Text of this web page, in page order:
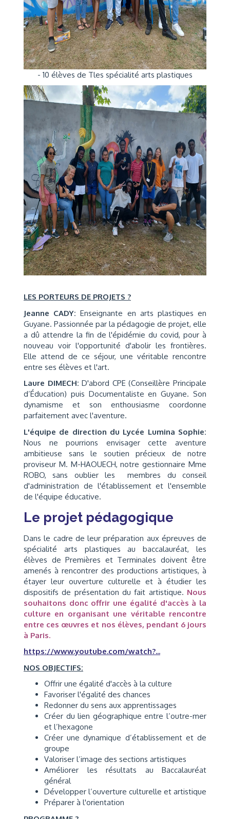
- 10 élèves de Tles spécialité arts plastiques
LES PORTEURS DE PROJETS ?
Jeanne CADY: Enseignante en arts plastiques en
Guyane. Passionnée par la pédagogie de projet, elle
a dû attendre la fin de l'épidémie du covid, pour à
nouveau voir l'opportunité d'abolir les frontières.
Elle attend de ce séjour, une véritable rencontre
entre ses élèves et l'art.
Laure DIMECH: D'abord CPE (Conseillère Principale
d’Éducation) puis Documentaliste en Guyane. Son
dynamisme et son enthousiasme coordonne
parfaitement avec l'aventure.
L'équipe de direction du Lycée Lumina Sophie:
Nous ne pourrions envisager cette aventure
ambitieuse sans le soutien précieux de notre
proviseur M. M-HAOUECH, notre gestionnaire Mme
ROBO, sans oublier les membres du conseil
d'administration de l'établissement et l'ensemble
de l'équipe éducative.
Le projet pédagogique
Dans le cadre de leur préparation aux épreuves de
spécialité arts plastiques au baccalauréat, les
élèves de Premières et Terminales doivent être
amenés à rencontrer des productions artistiques, à
étayer leur ouverture culturelle et à étudier les
dispositifs de présentation du fait artistique. Nous
souhaitons donc offrir une égalité d'accès à la
culture en organisant une véritable rencontre
entre ces œuvres et nos élèves, pendant 6 jours
à Paris.
https://www.youtube.com/watch?...
NOS OBJECTIFS:
Offrir une égalité d'accès à la culture
Favoriser l'égalité des chances
Redonner du sens aux apprentissages
Créer du lien géographique entre l’outre-mer
et l’hexagone
Créer une dynamique d’établissement et de
groupe
Valoriser l’image des sections artistiques
Améliorer les résultats au Baccalauréat
général
Développer l’ouverture culturelle et artistique
Préparer à l'orientation